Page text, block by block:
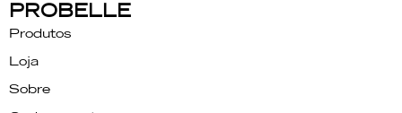
PROBELLE
Produtos
Loja
Sobre